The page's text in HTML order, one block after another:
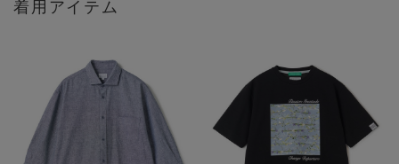
着用アイテム